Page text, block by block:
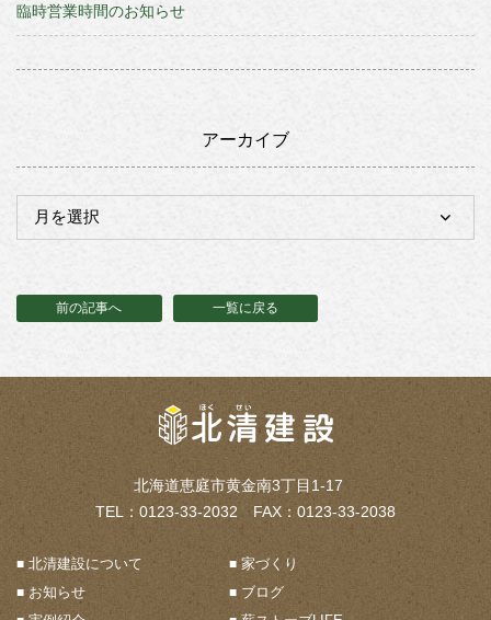
臨時営業時間のお知らせ
アーカイブ
前の記事へ 一覧に戻る
北海道恵庭市黄金南3丁目1-17
TEL：0123-33-2032 FAX：0123-33-2038
北清建設について
家づくり
お知らせ
ブログ